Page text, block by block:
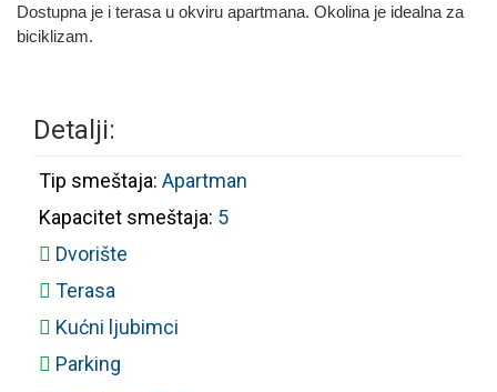
Dostupna je i terasa u okviru apartmana. Okolina je idealna za
biciklizam.
Detalji:
Tip smeštaja: Apartman
Kapacitet smeštaja: 5
Dvorište
Terasa
Kućni ljubimci
Parking